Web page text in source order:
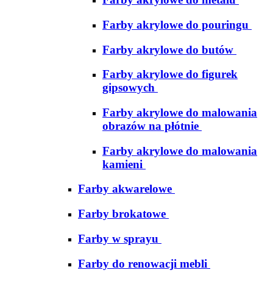
Farby akrylowe do pouringu
Farby akrylowe do butów
Farby akrylowe do figurek
gipsowych
Farby akrylowe do malowania
obrazów na płótnie
Farby akrylowe do malowania
kamieni
Farby akwarelowe
Farby brokatowe
Farby w sprayu
Farby do renowacji mebli